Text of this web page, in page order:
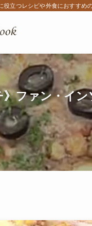
役立つレシピや外食におすすめ
ファン・イ